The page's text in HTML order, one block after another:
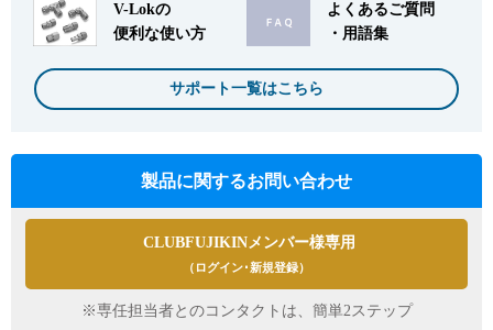
V-Lokの
便利な使い方
よくあるご質問
・用語集
サポート一覧はこちら
製品に関するお問い合わせ
CLUBFUJIKINメンバー様専用
（ログイン･新規登録）
※専任担当者とのコンタクトは、簡単2ステップ